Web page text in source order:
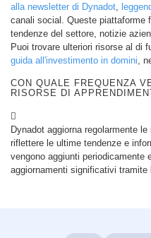
alla newsletter di Dynadot,
canali social. Queste piattaforme
tendenze del settore, notizie
Puoi trovare ulteriori risorse al di
guida all'investimento in domini,
CON QUALE FREQUENZA
RISORSE DI
Dynadot aggiorna regolarmente
riflettere le ultime tendenze e
vengono aggiunti periodicamente
aggiornamenti significativi